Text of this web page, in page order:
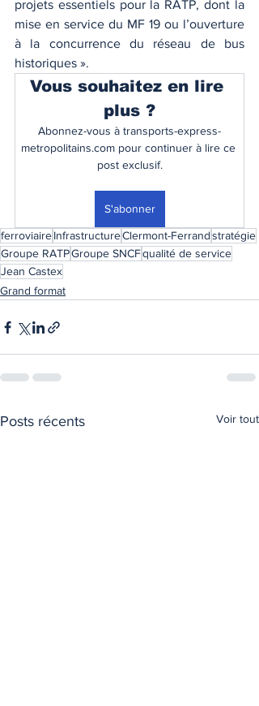
projets essentiels pour la RATP, dont la
mise en service du MF 19 ou l’ouverture
à la concurrence du réseau de bus
historiques ».
Vous souhaitez en lire
plus ?
Abonnez-vous à transports-express-
metropolitains.com pour continuer à lire ce
post exclusif.
S'abonner
ferroviaireInfrastructureClermont-Ferrandstratégie
Groupe RATPGroupe SNCFqualité de service
Jean Castex
Grand format
Posts récents Voir tout